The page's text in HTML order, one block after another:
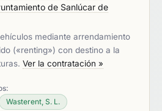
de Sanlúcar de
mediante arrendamiento
(«renting») con destino a la
Ver la contratación »
Wasterent, S. L.